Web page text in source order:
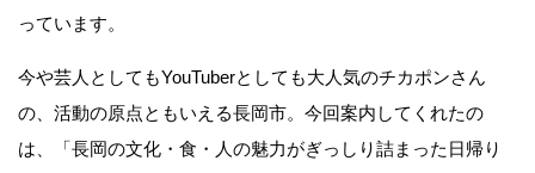
っています。
今や芸人としてもYouTuberとしても大人気のチカポンさん
の、活動の原点ともいえる長岡市。今回案内してくれたの
は、「長岡の文化・食・人の魅力がぎっしり詰まった日帰り